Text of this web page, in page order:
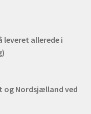
leveret allerede i
og Nordsjælland ved